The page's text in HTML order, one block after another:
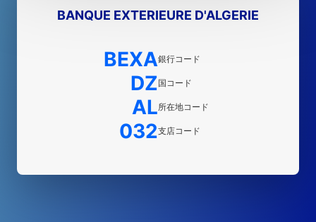
BANQUE EXTERIEURE D'ALGERIE
BEXA銀行コード
DZ国コード
AL所在地コード
032支店コード